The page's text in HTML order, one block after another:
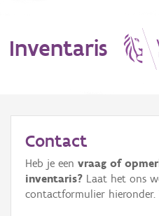
Inventaris
Erfgoedobject
Aanduidingsobject
Contact
Heb je een vraag of
inventaris? Laat het ons
contactformulier hieronder.